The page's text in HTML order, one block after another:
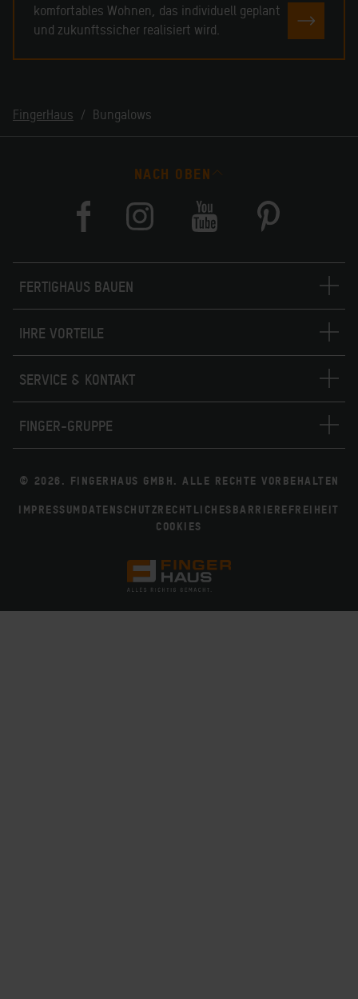
komfortables Wohnen, das individuell geplant
und zukunftssicher realisiert wird.
JETZT
FingerHaus Bungalows
NACH OBEN
FERTIGHAUS BAUEN
IHRE VORTEILE
SERVICE & KONTAKT
FINGER-GRUPPE
© 2026. FINGERHAUS GMBH. ALLE RECHTE VORBEHALTEN
IMPRESSUM DATENSCHUTZRECHTLICHESBARRIEREFREIHEIT
COOKIES